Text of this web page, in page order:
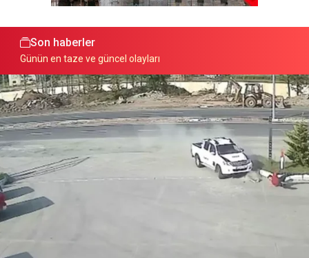
Son haberler
Günün en taze ve güncel olayları